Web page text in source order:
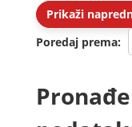
Prikaži
Poredaj prema